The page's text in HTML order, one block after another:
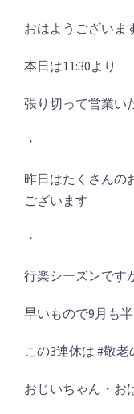
おはようございま
本日は11:30より
張り切って営業い
・
昨日はたくさんの
ございます
・
行楽シーズンです
早いもので9月も
この3連休は #敬
おじいちゃん・お